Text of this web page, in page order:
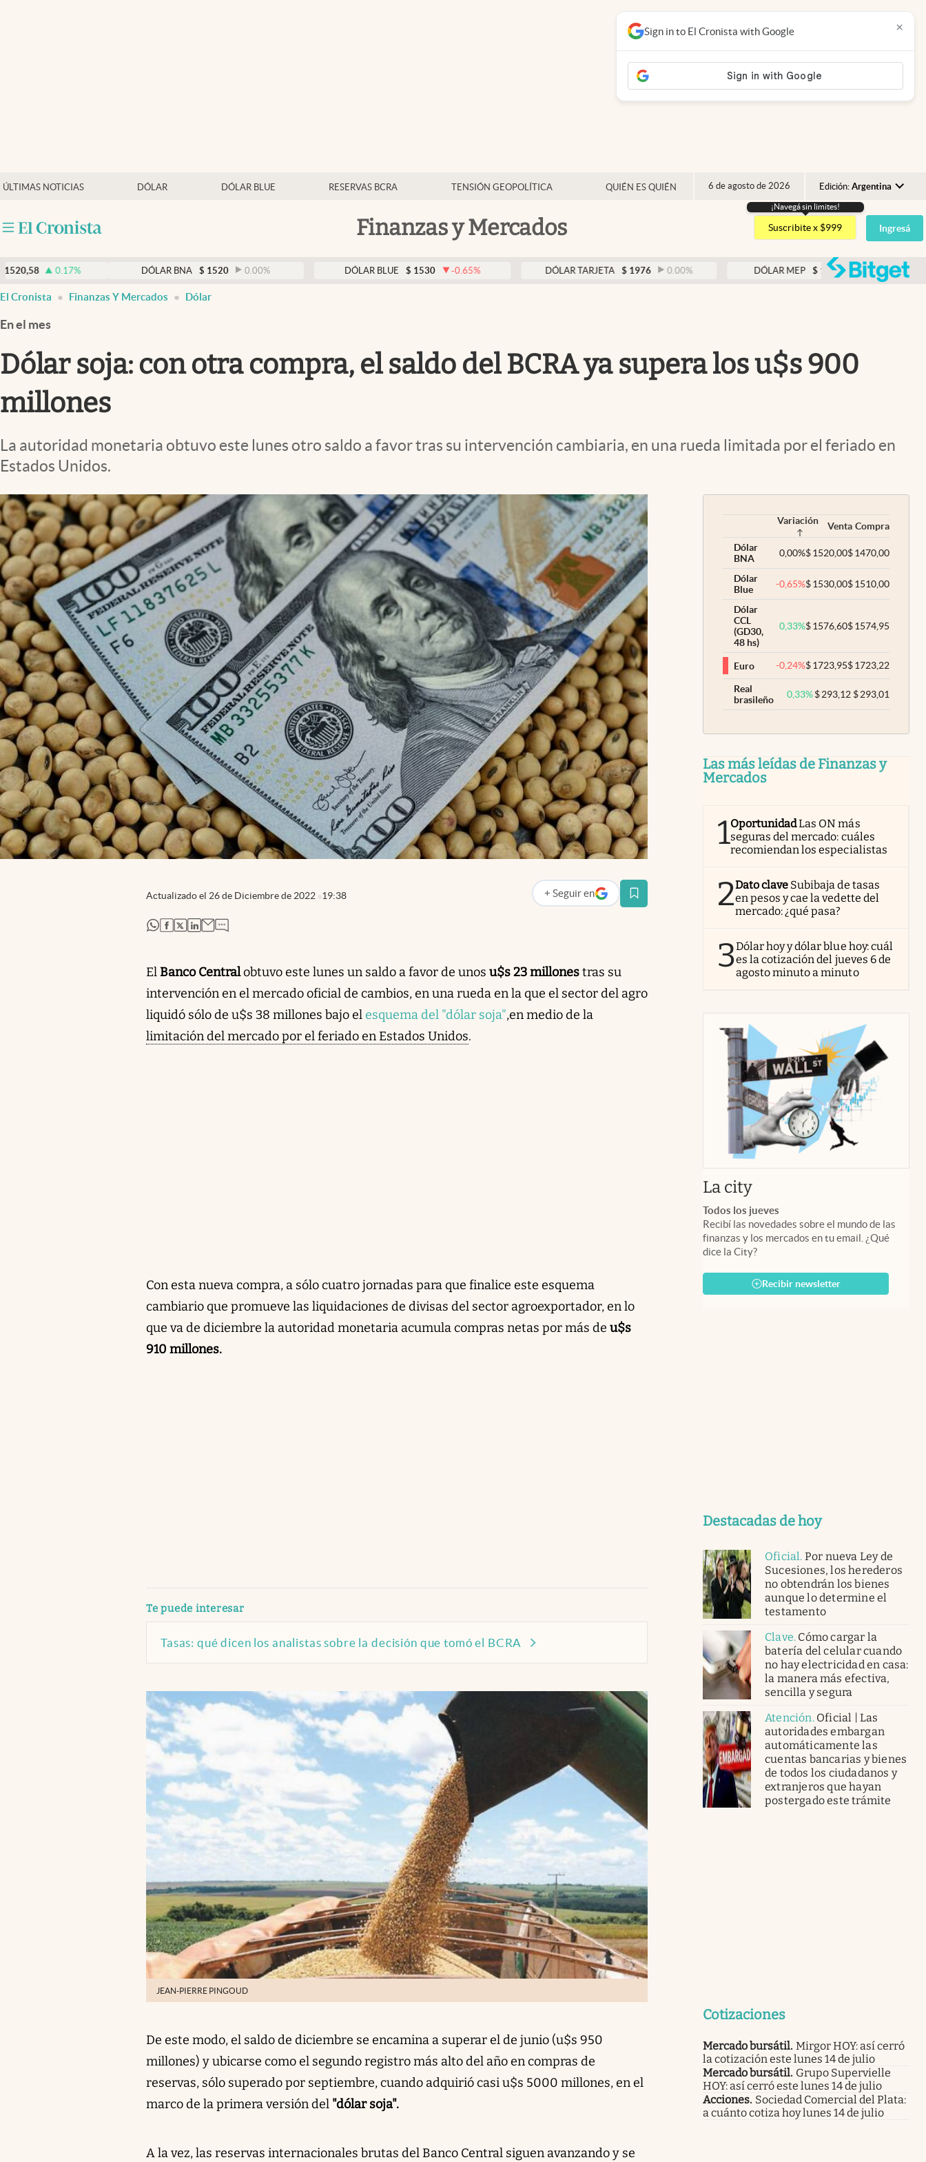
ÚLTIMAS NOTICIAS DÓLAR DÓLAR BLUE RESERVAS BCRA TENSIÓN GEOPOLÍTICA QUIÉN ES QUIÉN 6 de agosto de 2026 Edición: Argentina
Argentina
España
USA
Finanzas y Mercados
Mercados Online
Clima
Mundial 2026
El Cronista Studio
Mediakit
abre en nueva pestaña
¡Navegá sin limites!
Suscribite x $999 Ingresá
0.17% DÓLAR BNA $ 1520 0.00% DÓLAR BLUE $ 1530 -0.65% DÓLAR TARJETA $ 1976 0.00% DÓLAR MEP $ 1520,58 0.17%
Sign in to El Cronista with Google ×
El Cronista Finanzas Y Mercados Dólar
En el mes
Dólar soja: con otra compra, el saldo del BCRA ya supera los u$s 900
millones
La autoridad monetaria obtuvo este lunes otro saldo a favor tras su intervención cambiaria, en una rueda limitada por el feriado en
Estados Unidos.
Actualizado el 26 de Diciembre de 2022 19:38 + Seguir en
abre en nueva pestaña
abre en nueva pestaña
abre en nueva pestaña
abre en nueva pestaña
abre en nueva pestaña
ElBanco Centralobtuvo este lunes un saldo a favor de unos u$s 23 millonestras su
intervención en el mercado oficial de cambios, en una rueda en la que el sector del agro
liquidó sólo de u$s 38 millones bajo el esquema del "dólar soja",en medio de la
limitación del mercado por el feriado en Estados Unidos.
Con esta nueva compra, a sólo cuatro jornadas para que finalice este esquema
cambiario que promueve las liquidaciones de divisas del sector agroexportador, en lo
que va de diciembre la autoridad monetaria acumula compras netas por más de u$s
910 millones.
Te puede interesar
Tasas: qué dicen los analistas sobre la decisión que tomó el BCRA
abre en nueva pestaña
JEAN-PIERRE PINGOUD
De este modo, el saldo de diciembre se encamina a superar el de junio (u$s 950
millones) y ubicarse como el segundo registro más alto del año en compras de
reservas, sólo superado por septiembre, cuando adquirió casi u$s 5000 millones, en el
marco de la primera versión del "dólar soja".
A la vez, las reservas internacionales brutas del Banco Central siguen avanzando y se
Variación Venta Compra
Dólar
BNA
0,00%$1520,00$1470,00
Dólar
Blue
-0,65%$1530,00$1510,00
Dólar
CCL
(GD30,
48 hs)
0,33%$1576,60$1574,95
Euro -0,24%$1723,95$1723,22
Real
brasileño
0,33% $293,12 $293,01
Las más leídas de Finanzas y
Mercados
1OportunidadLas ON más
seguras del mercado: cuáles
recomiendan los especialistas
2Dato clave Subibaja de tasas
en pesos y cae la vedette del
mercado: ¿qué pasa?
3Dólar hoy y dólar blue hoy: cuál
es la cotización del jueves 6 de
agosto minuto a minuto
La cityabre en nueva pestaña
Todos los jueves
Recibí las novedades sobre el mundo de las
finanzas y los mercados en tu email. ¿Qué
dice la City?
Recibir newsletter
Destacadas de hoy
Oficial. Por nueva Ley de
Sucesiones, los herederos
no obtendrán los bienes
aunque lo determine el
testamento
Clave. Cómo cargar la
batería del celular cuando
no hay electricidad en casa:
la manera más efectiva,
sencilla y segura
Atención. Oficial | Las
autoridades embargan
automáticamente las
cuentas bancarias y bienes
de todos los ciudadanos y
extranjeros que hayan
postergado este trámite
Cotizaciones
Mercado bursátil. Mirgor HOY: así cerró
la cotización este lunes 14 de julio
Mercado bursátil. Grupo Supervielle
HOY: así cerró este lunes 14 de julio
Acciones. Sociedad Comercial del Plata:
a cuánto cotiza hoy lunes 14 de julio